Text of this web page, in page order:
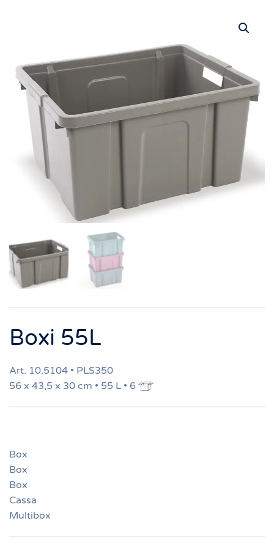
Boxi 55L
Art. 10.5104 • PLS350
56 x 43,5 x 30 cm • 55 L • 6
Box
Box
Box
Cassa
Multibox